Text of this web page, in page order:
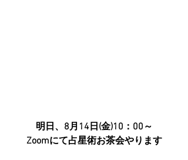
明日、8月14日(金)10：00～
Zoomにて占星術お茶会やります